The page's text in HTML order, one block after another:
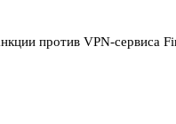
против VPN-сервиса